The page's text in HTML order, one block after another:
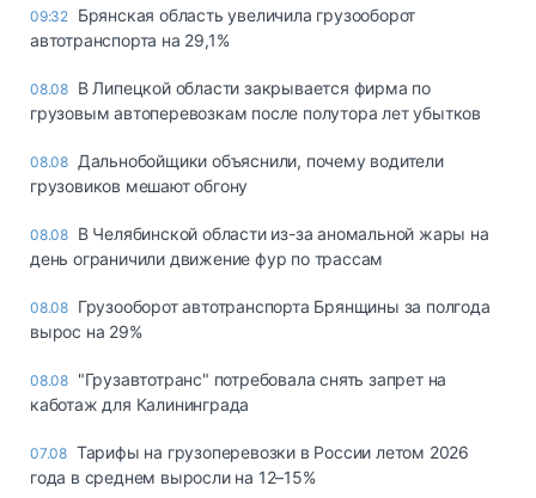
09:32 Брянская область увеличила грузооборот
автотранспорта на 29,1%
08.08 В Липецкой области закрывается фирма по
грузовым автоперевозкам после полутора лет убытков
08.08 Дальнобойщики объяснили, почему водители
грузовиков мешают обгону
08.08 В Челябинской области из-за аномальной жары на
день ограничили движение фур по трассам
08.08 Грузооборот автотранспорта Брянщины за полгода
вырос на 29%
08.08 "Грузавтотранс" потребовала снять запрет на
каботаж для Калининграда
07.08 Тарифы на грузоперевозки в России летом 2026
года в среднем выросли на 12–15%